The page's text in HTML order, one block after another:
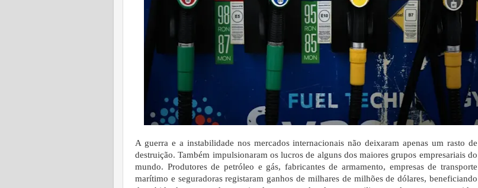
A guerra e a instabilidade nos mercados internacionais não deixaram apenas um rasto de
destruição. Também impulsionaram os lucros de alguns dos maiores grupos empresariais do
mundo. Produtores de petróleo e gás, fabricantes de armamento, empresas de transporte
marítimo e seguradoras registaram ganhos de milhares de milhões de dólares, beneficiando